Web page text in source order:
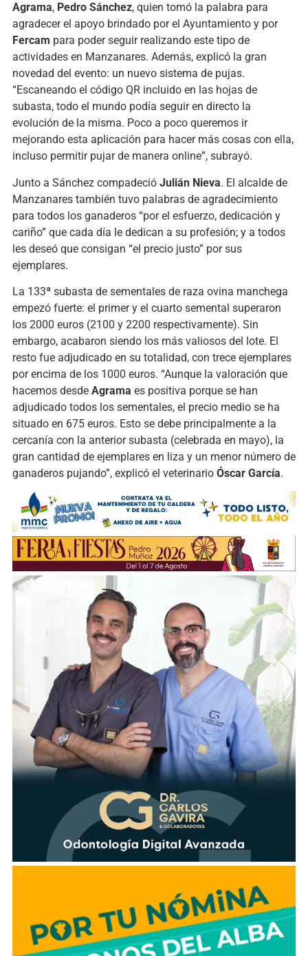
Agrama, Pedro Sánchez, quien tomó la palabra para
agradecer el apoyo brindado por el Ayuntamiento y por
Fercam para poder seguir realizando este tipo de
actividades en Manzanares. Además, explicó la gran
novedad del evento: un nuevo sistema de pujas.
“Escaneando el código QR incluido en las hojas de
subasta, todo el mundo podía seguir en directo la
evolución de la misma. Poco a poco queremos ir
mejorando esta aplicación para hacer más cosas con ella,
incluso permitir pujar de manera online”, subrayó.
Junto a Sánchez compadeció Julián Nieva. El alcalde de
Manzanares también tuvo palabras de agradecimiento
para todos los ganaderos “por el esfuerzo, dedicación y
cariño” que cada día le dedican a su profesión; y a todos
les deseó que consigan “el precio justo” por sus
ejemplares.
La 133ª subasta de sementales de raza ovina manchega
empezó fuerte: el primer y el cuarto semental superaron
los 2000 euros (2100 y 2200 respectivamente). Sin
embargo, acabaron siendo los más valiosos del lote. El
resto fue adjudicado en su totalidad, con trece ejemplares
por encima de los 1000 euros. “Aunque la valoración que
hacemos desde Agrama es positiva porque se han
adjudicado todos los sementales, el precio medio se ha
situado en 675 euros. Esto se debe principalmente a la
cercanía con la anterior subasta (celebrada en mayo), la
gran cantidad de ejemplares en liza y un menor número de
ganaderos pujando”, explicó el veterinario Óscar García.